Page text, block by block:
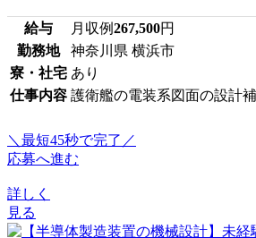
給与 月収例267,500円
勤務地
神奈川県 横浜市
寮・社宅 あり
仕事内容 護衛艦の電装系図面の設計
＼最短45秒で完了／
応募へ進む
詳しく
見る